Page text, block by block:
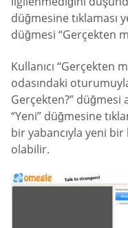
düğmesine tıklaması
düğmesi “Gerçekten
Kullanıcı “Gerçekten
odasındaki
Gerçekten?” düğmesi
“Yeni” düğmesine
bir yabancıyla yeni bir
olabilir.